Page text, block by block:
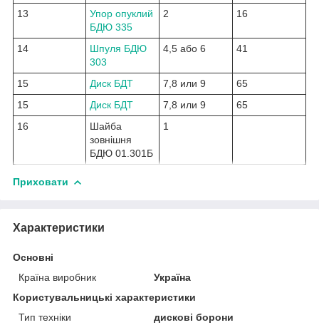
13
Упор опуклий
БДЮ 335
2 16
14
Шпуля БДЮ
303
4,5 або 6 41
15 Диск БДТ 7,8 или 9
65
15
Диск БДТ 7,8 или 9
65
16
Шайба
зовнішня
БДЮ 01.301Б
1
Приховати
Характеристики
Основні
Країна виробник
Україна
Користувальницькі характеристики
Тип техніки
дискові борони